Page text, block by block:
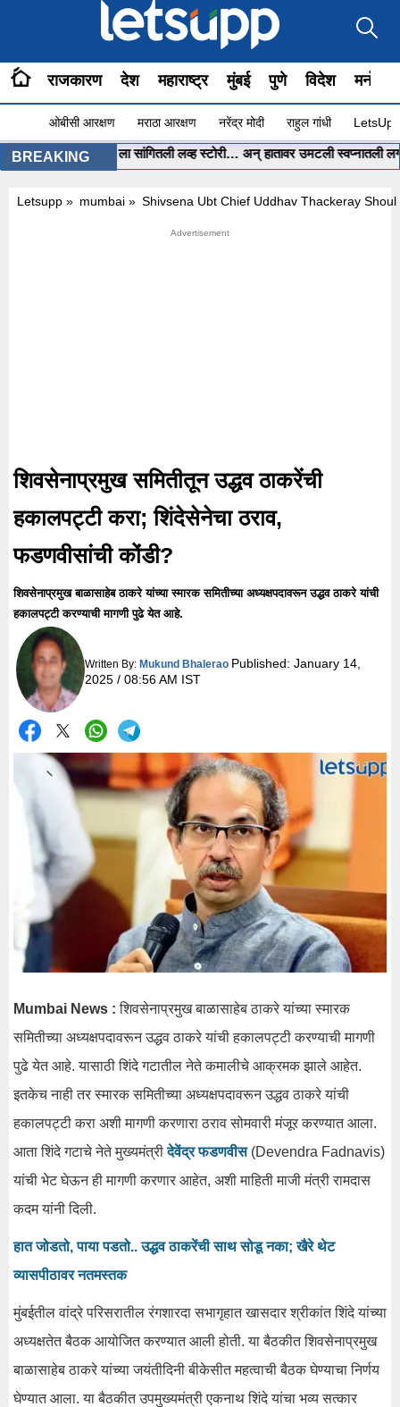
राजकारण देश महाराष्ट्र मुंबई पुणे विदेश
ओबीसी आरक्षण मराठा आरक्षण नरेंद्र मोदी राहुल गांधी
BREAKING
ChatGPT ला सांगितली लव्ह स्टोरी… अन् हातावर उमटली स्वप्नातली लग्नाची
Letsupp » mumbai » Shivsena Ubt Chief Uddhav Thackeray
शिवसेनाप्रमुख समितीतून उद्धव ठाकरेंची
हकालपट्टी करा; शिंदेसेनेचा ठराव,
फडणवीसांची कोंडी?
शिवसेनाप्रमुख बाळासाहेब ठाकरे यांच्या स्मारक समितीच्या अध्यक्षपदावरून उद्धव ठाकरे यांची
हकालपट्टी करण्याची मागणी पुढे येत आहे.
Written By: Mukund Bhalerao Published: January 14,
2025 / 08:56 AM IST
Mumbai News : शिवसेनाप्रमुख बाळासाहेब ठाकरे यांच्या स्मारक
समितीच्या अध्यक्षपदावरून उद्धव ठाकरे यांची हकालपट्टी करण्याची मागणी
पुढे येत आहे. यासाठी शिंदे गटातील नेते कमालीचे आक्रमक झाले आहेत.
इतकेच नाही तर स्मारक समितीच्या अध्यक्षपदावरून उद्धव ठाकरे यांची
हकालपट्टी करा अशी मागणी करणारा ठराव सोमवारी मंजूर करण्यात आला.
आता शिंदे गटाचे नेते मुख्यमंत्रीदेवेंद्र फडणवीस(Devendra Fadnavis)
यांची भेट घेऊन ही मागणी करणार आहेत, अशी माहिती माजी मंत्री रामदास
कदम यांनी दिली.
हात जोडतो, पाया पडतो.. उद्धव ठाकरेंची साथ सोडू नका; खैरे थेट
व्यासपीठावर नतमस्तक
मुंबईतील वांद्रे परिसरातील रंगशारदा सभागृहात खासदार श्रीकांत शिंदे यांच्या
अध्यक्षतेत बैठक आयोजित करण्यात आली होती. या बैठकीत शिवसेनाप्रमुख
बाळासाहेब ठाकरे यांच्या जयंतीदिनी बीकेसीत महत्वाची बैठक घेण्याचा निर्णय
घेण्यात आला. या बैठकीत उपमुख्यमंत्री एकनाथ शिंदे यांचा भव्य सत्कार